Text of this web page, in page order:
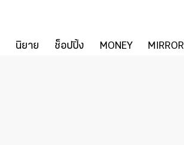
นิยาย ช็อปปิ้ง MONEY MIRROR